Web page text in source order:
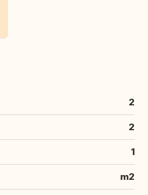
2
2
1
m2